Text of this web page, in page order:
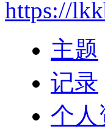
https://
主题
记录
个人